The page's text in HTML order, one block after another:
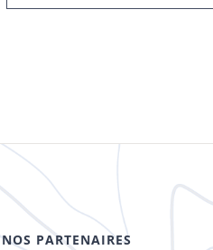
NOS PARTENAIRES